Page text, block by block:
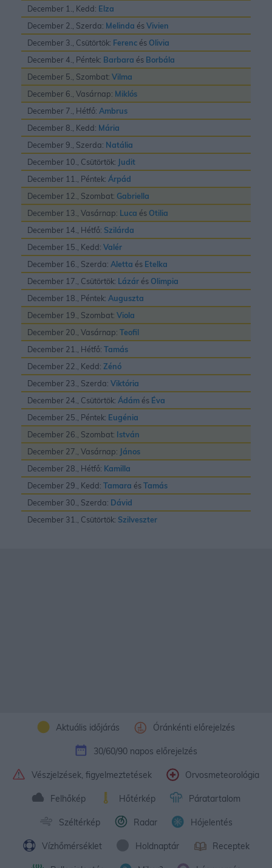
December 1., Kedd: Elza
December 2., Szerda: Melinda ésVivien
December 3., Csütörtök: Ferenc és Olivia
December 4., Péntek: Barbara és Borbála
December 5., Szombat: Vilma
December 6., Vasárnap: Miklós
December 7., Hétfő: Ambrus
December 8., Kedd: Mária
December 9., Szerda: Natália
December 10., Csütörtök: Judit
December 11., Péntek: Árpád
December 12., Szombat: Gabriella
December 13., Vasárnap: Luca és Otilia
December 14., Hétfő: Szilárda
December 15., Kedd: Valér
December 16., Szerda: Aletta és Etelka
December 17., Csütörtök: Lázár és Olimpia
December 18., Péntek: Auguszta
December 19., Szombat: Viola
December 20., Vasárnap: Teofil
December 21., Hétfő: Tamás
December 22., Kedd: Zénó
December 23., Szerda: Viktória
December 24., Csütörtök: Ádám és Éva
December 25., Péntek: Eugénia
December 26., Szombat: István
December 27., Vasárnap: János
December 28., Hétfő: Kamilla
December 29., Kedd: Tamara ésTamás
December 30., Szerda: Dávid
December 31., Csütörtök: Szilveszter
Aktuális időjárás Óránkénti előrejelzés
30/60/90 napos előrejelzés
Vészjelzések, figyelmeztetések Orvosmeteorológia
Felhőkép Hőtérkép Páratartalom
Széltérkép Radar Hójelentés
Vízhőmérséklet Holdnaptár Receptek